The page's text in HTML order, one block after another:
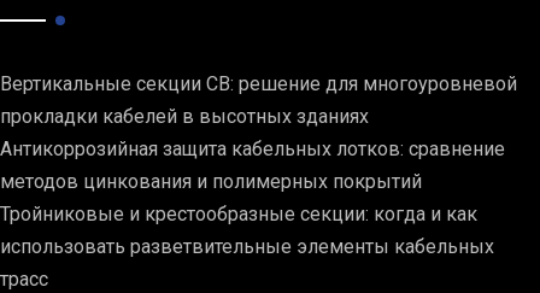
Вертикальные секции СВ: решение для многоуровневой
прокладки кабелей в высотных зданиях
Антикоррозийная защита кабельных лотков: сравнение
методов цинкования и полимерных покрытий
Тройниковые и крестообразные секции: когда и как
использовать разветвительные элементы кабельных
трасс